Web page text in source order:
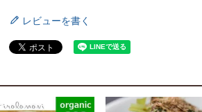
レビューを書く